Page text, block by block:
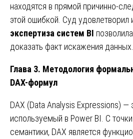
находятся в прямой причинно-
этой ошибкой. Суд удовлетворил
экспертиза систем BI
доказать факт искажения
Глава 3. Методология
DAX-формул
DAX (Data Analysis Expressions) —
используемый в Power BI. С
семантики, DAX является